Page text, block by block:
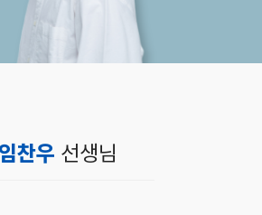
찬우 선생님